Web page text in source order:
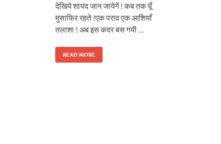
देखिये शायद जान जायेगें ! कब तक यूँ
मुसाफिर रहते !एक पराव एक आशियाँ
तलाशा ! अब इस कदर बस गयी …
READ MORE